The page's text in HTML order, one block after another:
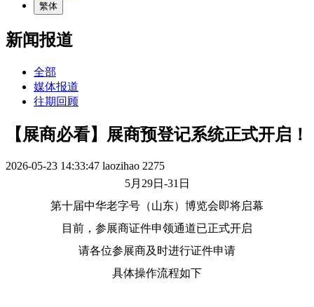
繁体
新闻报道
全部
媒体报道
往期回顾
【展商必看】展商预登记系统正式开启！
2026-05-23 14:33:47 laozihao 2275
5月29日-31日
第十届中华老字号（山东）博览会即将启幕
目前，参展商证件申领通道已正式开启
请各位参展商及时进行证件申请
具体操作流程如下